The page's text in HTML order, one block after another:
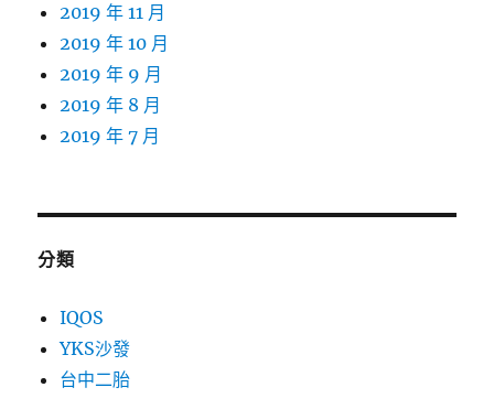
2019 年 11 月
2019 年 10 月
2019 年 9 月
2019 年 8 月
2019 年 7 月
分類
IQOS
YKS沙發
台中二胎